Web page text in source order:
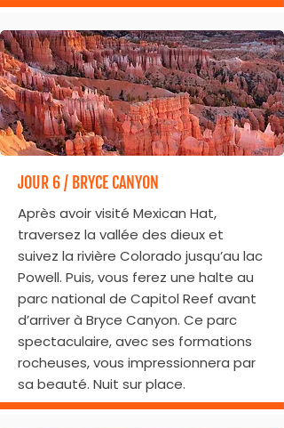
JOUR 6 / BRYCE CANYON
Après avoir visité Mexican Hat,
traversez la vallée des dieux et
suivez la rivière Colorado jusqu’au lac
Powell. Puis, vous ferez une halte au
parc national de Capitol Reef avant
d’arriver à Bryce Canyon. Ce parc
spectaculaire, avec ses formations
rocheuses, vous impressionnera par
sa beauté. Nuit sur place.